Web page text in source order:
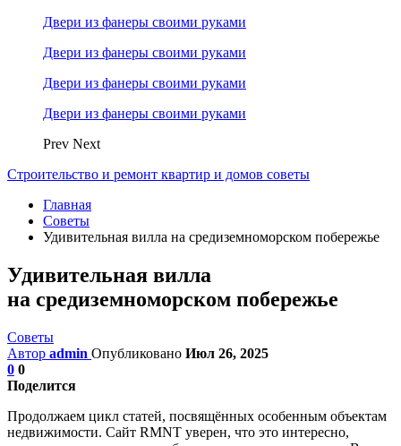
Двери из фанеры своими руками
Двери из фанеры своими руками
Двери из фанеры своими руками
Двери из фанеры своими руками
Prev Next
Строительство и ремонт квартир и домов советы
Главная
Советы
Удивительная вилла на средиземноморском побережье
Удивительная вилла
на средиземноморском побережье
Советы
Автор admin Опубликовано Июл 26, 2025
0 0
Поделится
Продолжаем цикл статей, посвящённых особенным объектам
недвижимости. Сайт RMNT уверен, что это интересно,